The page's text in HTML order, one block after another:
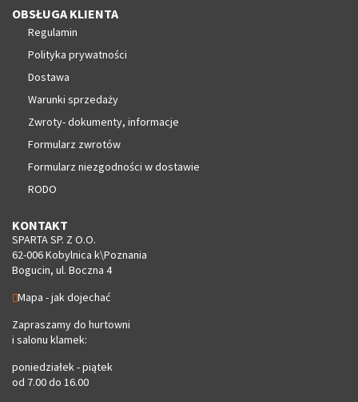
OBSŁUGA KLIENTA
Regulamin
Polityka prywatności
Dostawa
Warunki sprzedaży
Zwroty- dokumenty, informacje
Formularz zwrotów
Formularz niezgodności w dostawie
RODO
KONTAKT
SPARTA SP. Z O.O.
62-006 Kobylnica k\Poznania
Bogucin, ul. Boczna 4
Mapa - jak dojechać
Zapraszamy do hurtowni
i salonu klamek:
poniedziałek - piątek
od 7.00 do 16.00